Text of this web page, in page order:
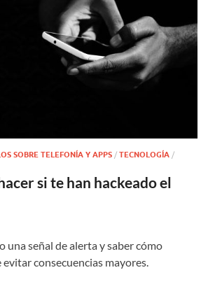
SOBRE TELEFONÍA Y APPS / TECNOLOGÍA /
si te han hackeado el
una señal de alerta y saber cómo
consecuencias mayores.